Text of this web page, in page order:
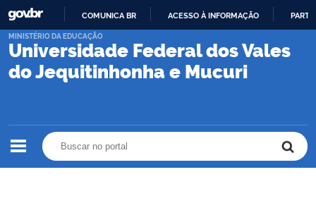
PARA
CONTEÚDO
COMUNICA BR ACESSO À INFORMAÇÃO
Universidade Federal dos Vales
do Jequitinhonha e Mucuri
MINISTÉRIO DA EDUCAÇÃO